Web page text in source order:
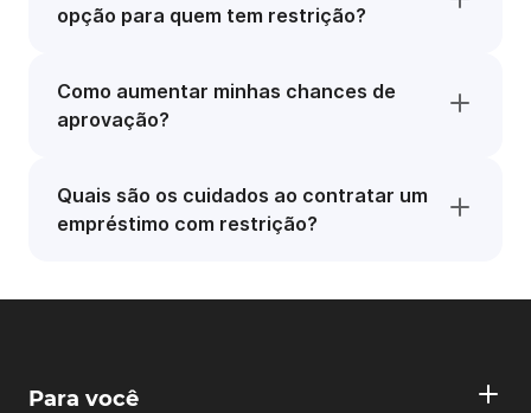
opção para quem tem restrição?
Como aumentar minhas chances de
aprovação?
Quais são os cuidados ao contratar um
empréstimo com restrição?
Para você